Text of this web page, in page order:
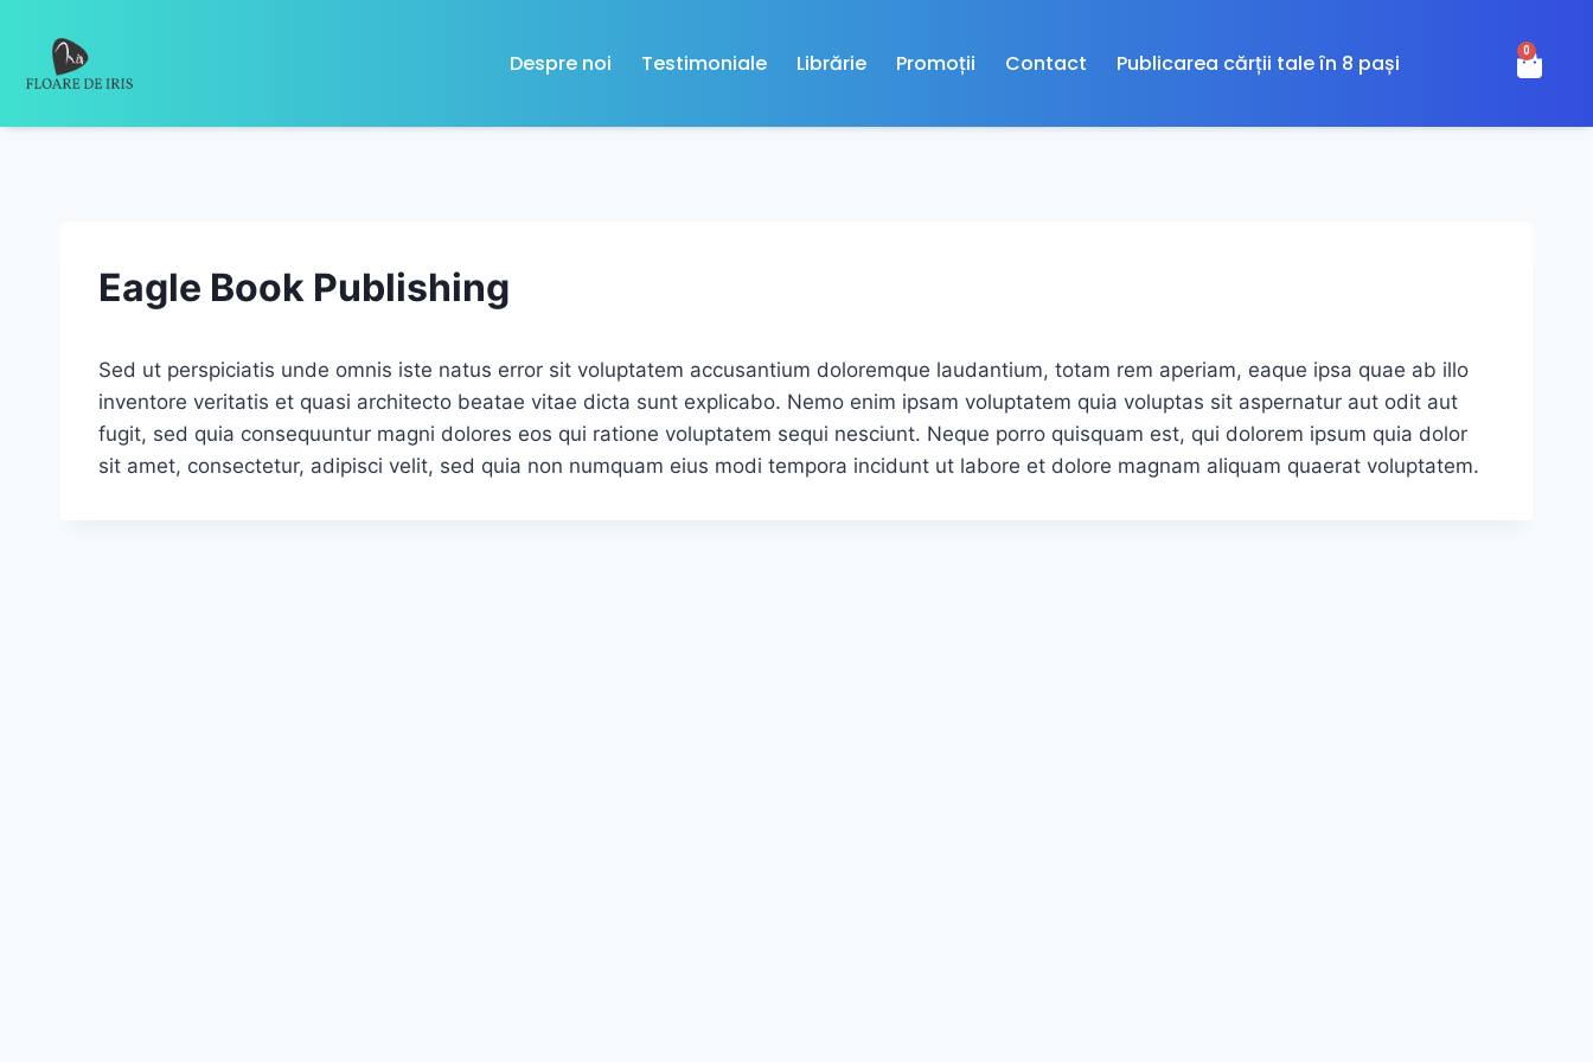
Despre noi Testimoniale Librărie Promoții Contact Publicarea cărții tale în 8 pași 0
Eagle Book Publishing
Sed ut perspiciatis unde omnis iste natus error sit voluptatem accusantium doloremque laudantium, totam rem aperiam, eaque ipsa quae ab illo
inventore veritatis et quasi architecto beatae vitae dicta sunt explicabo. Nemo enim ipsam voluptatem quia voluptas sit aspernatur aut odit aut
fugit, sed quia consequuntur magni dolores eos qui ratione voluptatem sequi nesciunt. Neque porro quisquam est, qui dolorem ipsum quia dolor
sit amet, consectetur, adipisci velit, sed quia non numquam eius modi tempora incidunt ut labore et dolore magnam aliquam quaerat voluptatem.